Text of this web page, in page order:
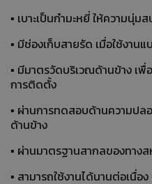
▪ เบาะเป็นกำมะหยี่ ให้ความนุ่
▪ มีช่องเก็บสายรัด เมื่อใช้งาน
▪ มีมาตรวัดบริเวณด้านข้าง เ
การติดตั้ง
▪ ผ่านการทดสอบด้านความปล
ด้านข้าง
▪ ผ่านมาตรฐานสากลของทางส
▪ สามารถใช้งานได้นานต่อเนื่อ